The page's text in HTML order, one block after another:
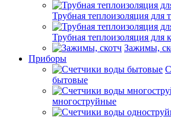
Трубная теплоизоляция для
Трубная теплоизоляция для
Зажимы,
Приборы
бытовые
многоструйные